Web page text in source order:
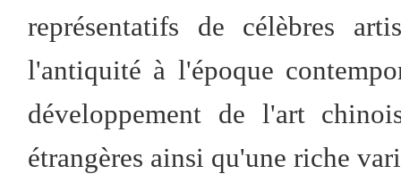
représentatifs de célèbres
l'antiquité à l'époque
développement de l'art
étrangères ainsi qu'une riche